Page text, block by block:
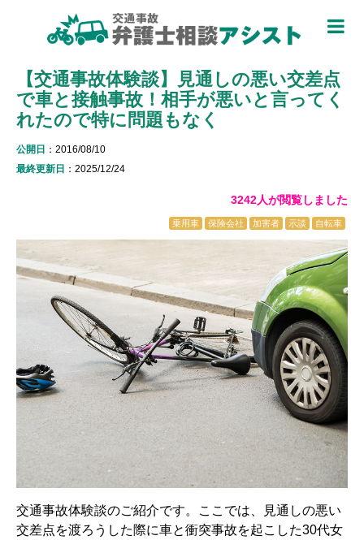
【交通事故体験談】見通しの悪い交差点
で車と接触事故！相手が悪いと言ってく
れたので特に問題もなく
公開日 ：2016/08/10
最終更新日 ：2025/12/24
3242人が閲覧しました
乗用車 保険会社 加害者 示談 自転車
交通事故体験談のご紹介です。ここでは、見通しの悪い
交差点を渡ろうした際に車と衝突事故を起こした30代女
被害者のための基礎知識 ▼
被害者になったら
適用できる保険を知る
弁護士特約について知る
加害者側について知る
被害に関する用語を知る
解決までの流れ ▼
ケガの治療
症状固定
後遺障害認定
示談交渉